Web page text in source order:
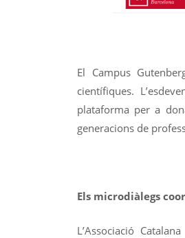
El Campus
científiques.
plataforma per a
generacions de
Els microdiàlegs
L’Associació